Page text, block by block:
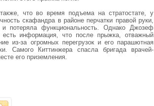
что во время подъема на стратостате, у
скафандра в районе перчатки правой руки,
потеряла функциональность. Однако Джозеф
информация, что после прыжка, отважный
из-за огромных перегрузок и его парашютная
Самого Киттинжера спасла бригада врачей-
его приземления.